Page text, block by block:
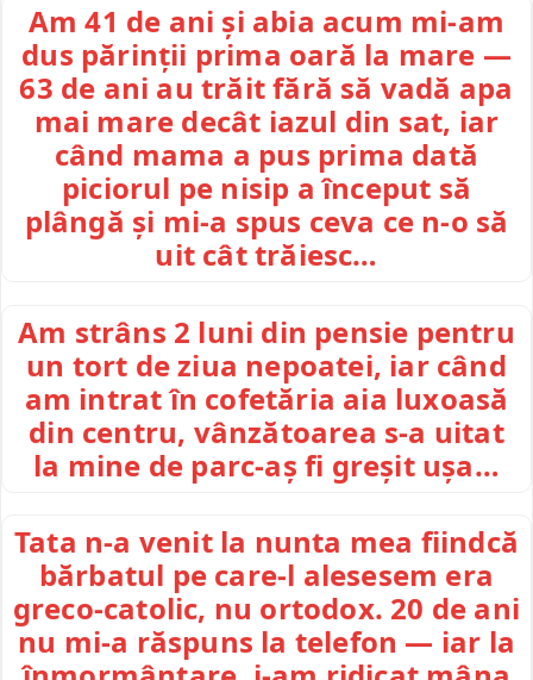
Am 41 de ani și abia acum mi-am
dus părinții prima oară la mare —
63 de ani au trăit fără să vadă apa
mai mare decât iazul din sat, iar
când mama a pus prima dată
piciorul pe nisip a început să
plângă și mi-a spus ceva ce n-o să
uit cât trăiesc…
Am strâns 2 luni din pensie pentru
un tort de ziua nepoatei, iar când
am intrat în cofetăria aia luxoasă
din centru, vânzătoarea s-a uitat
la mine de parc-aș fi greșit ușa…
Tata n-a venit la nunta mea fiindcă
bărbatul pe care-l alesesem era
greco-catolic, nu ortodox. 20 de ani
nu mi-a răspuns la telefon — iar la